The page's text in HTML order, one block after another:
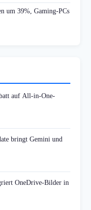
um 39%, Gaming-PCs
auf All-in-One-
bringt Gemini und
OneDrive-Bilder in